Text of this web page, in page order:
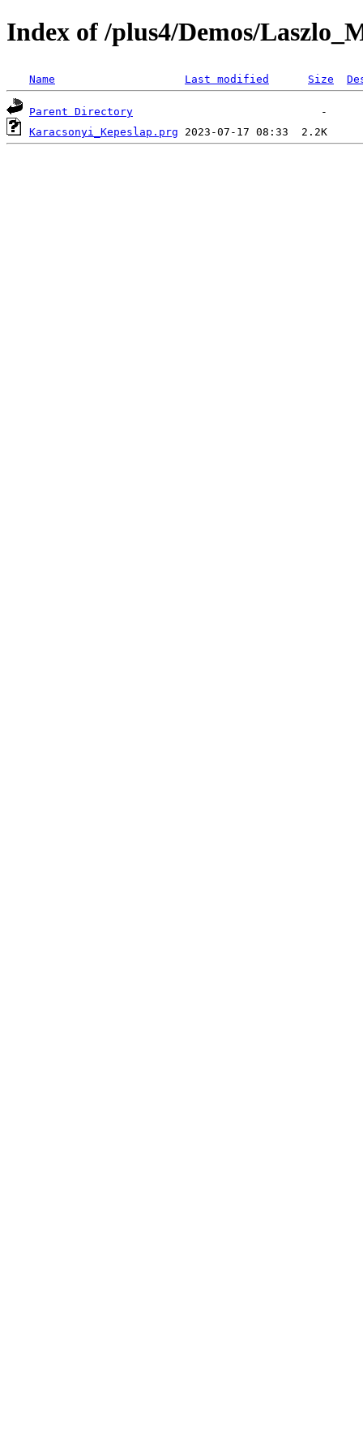
Index of /plus4/Demos/
Name Last modified Size
Parent Directory
Karacsonyi_Kepeslap.prg